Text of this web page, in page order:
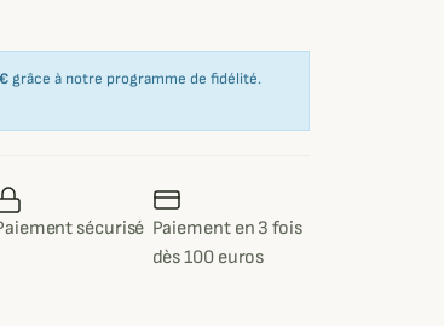
grâce à notre programme de fidélité.
sécurisé Paiement en 3 fois
dès 100 euros